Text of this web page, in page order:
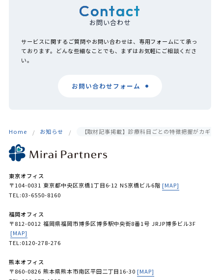
Contact
お問い合わせ
サービスに関するご質問やお問い合わせは、専用フォームにて承っ
ております。どんな些細なことでも、まずはお気軽にご相談くださ
い。
お問い合わせフォーム
Home お知らせ 【取材記事掲載】診療科目ごとの特徴把握がカギ
東京オフィス
〒104-0031 東京都中央区京橋1丁目6-12 NS京橋ビル6階 [MAP]
TEL:03-6550-8160
福岡オフィス
〒812-0012 福岡県福岡市博多区博多駅中央街8番1号 JRJP博多ビル3F
[MAP]
TEL:0120-278-276
熊本オフィス
〒860-0826 熊本県熊本市南区平田二丁目16-30 [MAP]